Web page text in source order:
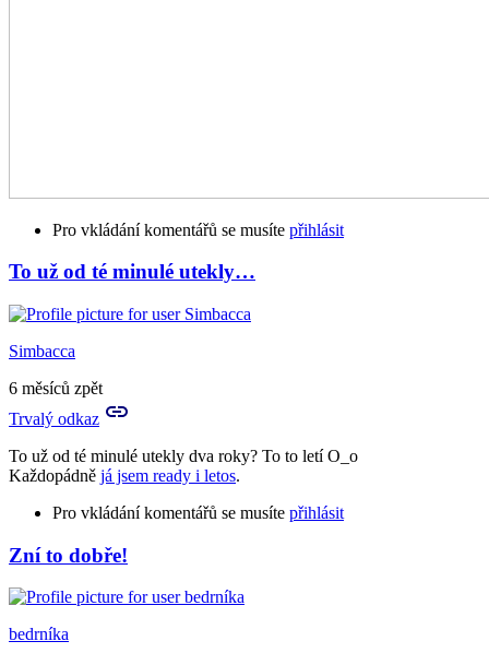
Pro vkládání komentářů se musíte přihlásit
To už od té minulé utekly…
Simbacca
6 měsíců zpět
Trvalý odkaz
To už od té minulé utekly dva roky? To to letí O_o
Každopádně já jsem ready i letos.
Pro vkládání komentářů se musíte přihlásit
Zní to dobře!
bedrníka